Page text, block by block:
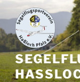
Inhalt
springen